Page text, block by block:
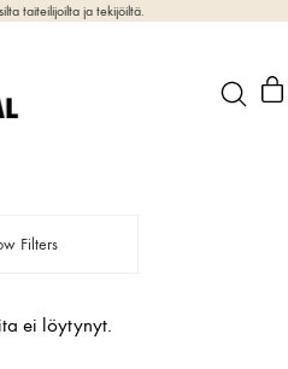
taiteilijoilta ja tekijöiltä.
Filters
ei löytynyt.